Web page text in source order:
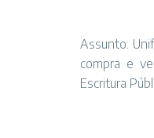
Assunto:
compra e
Escritura